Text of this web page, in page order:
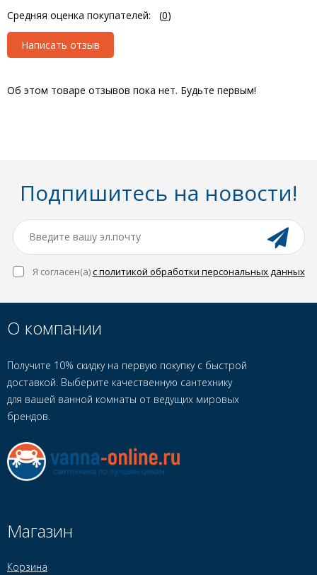
Средняя оценка покупателей: (0)
Написать отзыв
Об этом товаре отзывов пока нет. Будьте первым!
Подпишитесь на новости!
Я согласен(a)с политикой обработки персональных данных
О компании
Получите 10% скидку на первую покупку с быстрой
доставкой. Выберите качественную сантехнику
для вашей ванной комнаты от ведущих мировых
брендов.
Магазин
Корзина